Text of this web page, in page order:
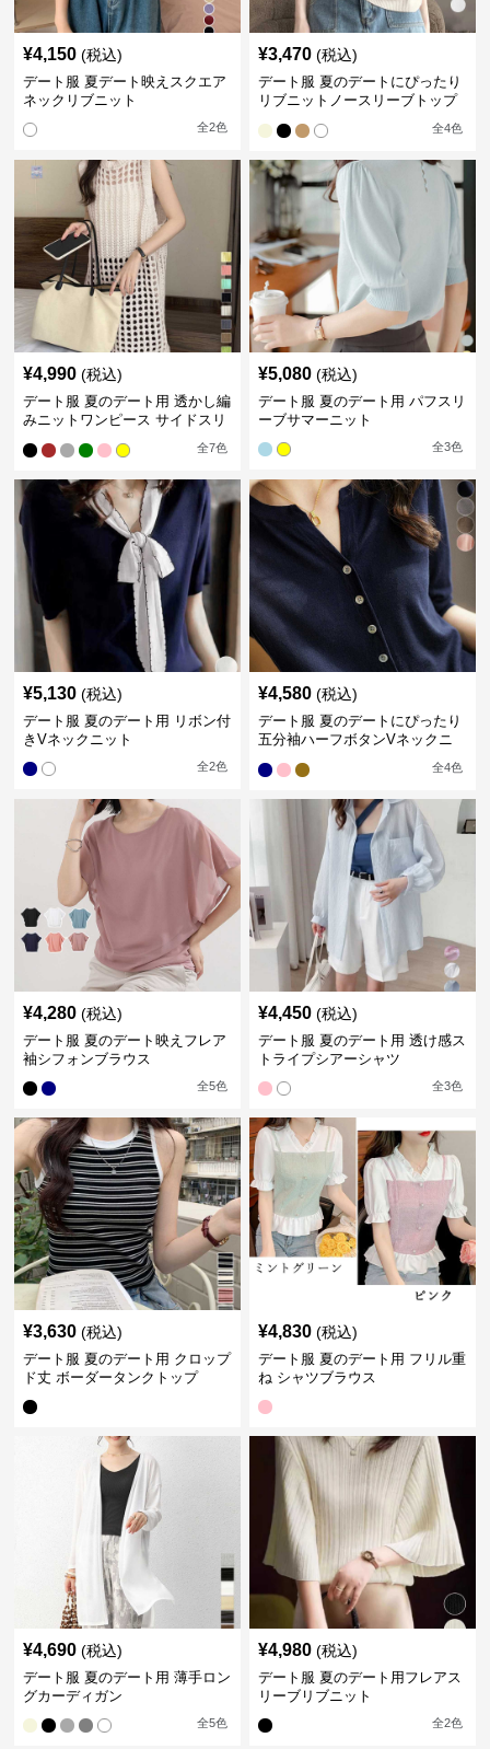
¥4,150 (税込)
デート服 夏デート映えスクエア
ネックリブニット
全2色
¥3,470 (税込)
デート服 夏のデートにぴったり
リブニットノースリーブトップ
全4色
¥4,990 (税込)
デート服 夏のデート用 透かし編
みニットワンピース サイドスリ
全7色
¥5,080 (税込)
デート服 夏のデート用 パフスリ
ーブサマーニット
全3色
¥5,130 (税込)
デート服 夏のデート用 リボン付
きVネックニット
全2色
¥4,580 (税込)
デート服 夏のデートにぴったり
五分袖ハーフボタンVネックニ
全4色
¥4,280 (税込)
デート服 夏のデート映えフレア
袖シフォンブラウス
全5色
¥4,450 (税込)
デート服 夏のデート用 透け感ス
トライプシアーシャツ
全3色
¥3,630 (税込)
デート服 夏のデート用 クロップ
ド丈 ボーダータンクトップ
¥4,830 (税込)
デート服 夏のデート用 フリル重
ね シャツブラウス
¥4,690 (税込)
デート服 夏のデート用 薄手ロン
グカーディガン
全5色
¥4,980 (税込)
デート服 夏のデート用フレアス
リーブリブニット
全2色